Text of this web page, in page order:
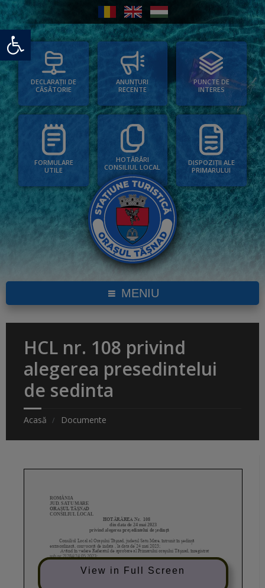
Deschide bara de unelte
DECLARAȚII DE
CĂSĂTORIE
ANUNȚURI
RECENTE
PUNCTE DE
INTERES
FORMULARE
UTILE
HOTĂRÂRI
CONSILIUL LOCAL
DISPOZIȚII ALE
PRIMARULUI
MENIU
HCL nr. 108 privind
alegerea presedintelui
de sedinta
Acasă Documente
View in Full Screen